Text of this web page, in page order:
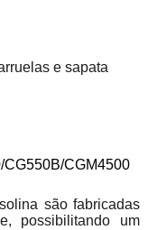
e sapata
CG550B/CGM4500
são fabricadas
possibilitando um